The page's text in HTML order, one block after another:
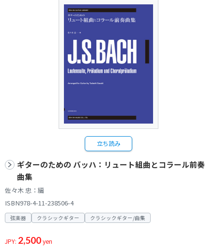
立ち読み
ギターのための バッハ：リュート組曲とコラール前奏
曲集
佐々木 忠：編
ISBN978-4-11-238506-4
弦楽器 クラシックギター クラシックギター/曲集
JPY: 2,500yen